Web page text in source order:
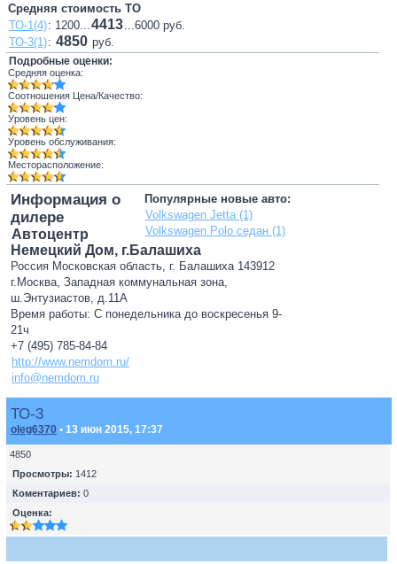
Средняя стоимость ТО
ТО-1(4): 1200...4413...6000 руб.
ТО-3(1): 4850 руб.
Подробные оценки:
Средняя оценка:
Соотношения Цена/Качество:
Уровень цен:
Уровень обслуживания:
Месторасположение:
Популярные новые авто:
Volkswagen Jetta (1)
Volkswagen Polo седан (1)
Информация о
дилере
Автоцентр
Немецкий Дом, г.Балашиха
Россия Московская область, г. Балашиха 143912
г.Москва, Западная коммунальная зона,
ш.Энтузиастов, д.11А
Время работы: С понедельника до воскресенья 9-
21ч
+7 (495) 785-84-84
http://www.nemdom.ru/
info@nemdom.ru
ТО-3
oleg6370 • 13 июн 2015, 17:37
4850
Просмотры: 1412
Коментариев: 0
Оценка: